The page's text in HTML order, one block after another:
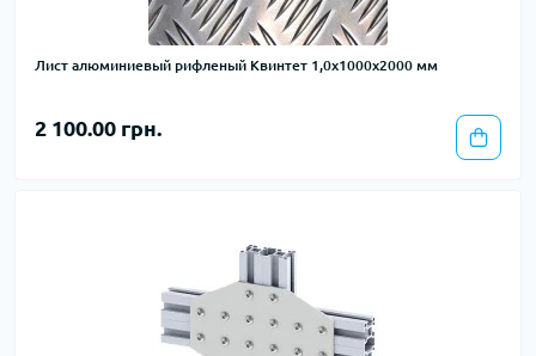
Лист алюминиевый рифленый Квинтет 1,0х1000х2000 мм
2 100.00 грн.